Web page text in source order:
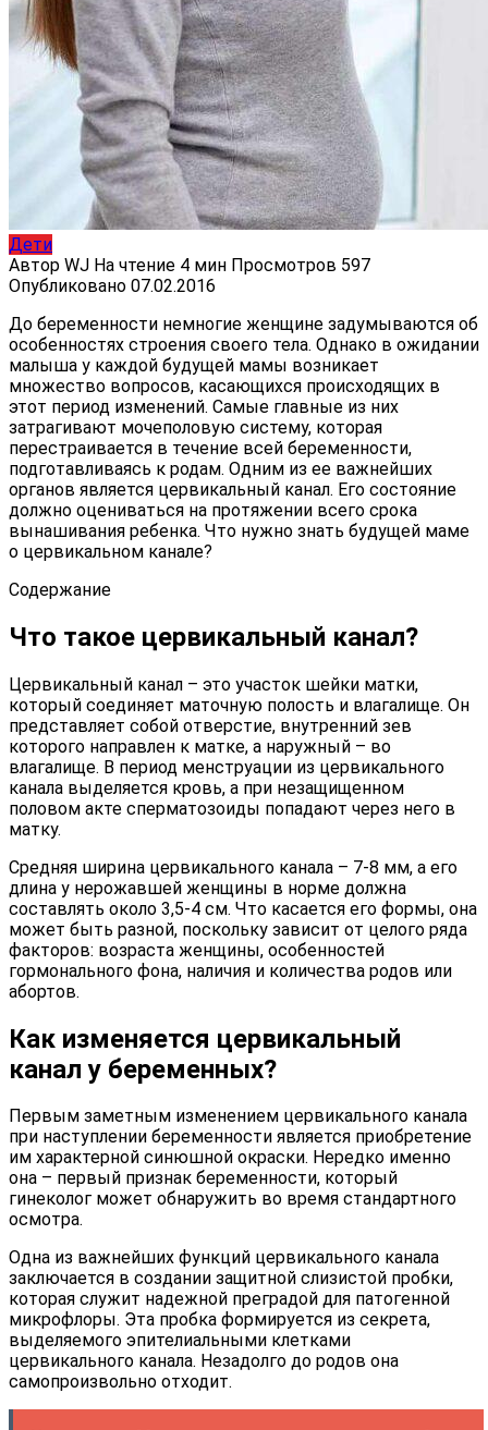
Дети
Автор WJ На чтение 4 мин Просмотров 597
Опубликовано 07.02.2016
До беременности немногие женщине задумываются об
особенностях строения своего тела. Однако в ожидании
малыша у каждой будущей мамы возникает
множество вопросов, касающихся происходящих в
этот период изменений. Самые главные из них
затрагивают мочеполовую систему, которая
перестраивается в течение всей беременности,
подготавливаясь к родам. Одним из ее важнейших
органов является цервикальный канал. Его состояние
должно оцениваться на протяжении всего срока
вынашивания ребенка. Что нужно знать будущей маме
о цервикальном канале?
Содержание
Что такое цервикальный канал?
Цервикальный канал – это участок шейки матки,
который соединяет маточную полость и влагалище. Он
представляет собой отверстие, внутренний зев
которого направлен к матке, а наружный – во
влагалище. В период менструации из цервикального
канала выделяется кровь, а при незащищенном
половом акте сперматозоиды попадают через него в
матку.
Средняя ширина цервикального канала – 7-8 мм, а его
длина у нерожавшей женщины в норме должна
составлять около 3,5-4 см. Что касается его формы, она
может быть разной, поскольку зависит от целого ряда
факторов: возраста женщины, особенностей
гормонального фона, наличия и количества родов или
абортов.
Как изменяется цервикальный
канал у беременных?
Первым заметным изменением цервикального канала
при наступлении беременности является приобретение
им характерной синюшной окраски. Нередко именно
она – первый признак беременности, который
гинеколог может обнаружить во время стандартного
осмотра.
Одна из важнейших функций цервикального канала
заключается в создании защитной слизистой пробки,
которая служит надежной преградой для патогенной
микрофлоры. Эта пробка формируется из секрета,
выделяемого эпителиальными клетками
цервикального канала. Незадолго до родов она
самопроизвольно отходит.